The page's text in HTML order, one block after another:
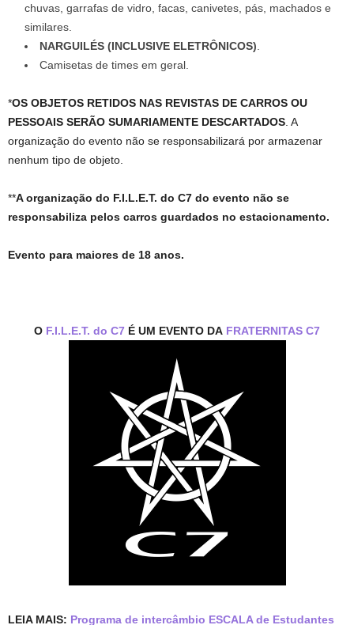
chuvas, garrafas de vidro, facas, canivetes, pás, machados e
similares.
NARGUILÉS (INCLUSIVE ELETRÔNICOS)
Camisetas de times em geral.
*OS OBJETOS RETIDOS NAS REVISTAS DE CARROS OU
PESSOAIS SERÃO SUMARIAMENTE DESCARTADOS . A
organização do evento não se responsabilizará por armazenar
nenhum tipo de objeto.
**A organização do F.I.L.E.T. do C7 do evento não se
responsabiliza pelos carros guardados no estacionamento.
Evento para maiores de 18 anos.
O F.I.L.E.T. do C7 É UM EVENTO DA FRATERNITAS C7
LEIA MAIS: Programa de intercâmbio ESCALA de Estudantes